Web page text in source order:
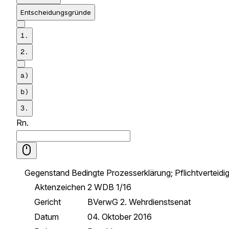
Entscheidungsgründe
1.
2.
a)
b)
3.
Rn.
Gegenstand Bedingte Prozesserklärung;
Aktenzeichen 2 WDB 1/16
Gericht
BVerwG 2. Wehrdienstsenat
Datum
04. Oktober 2016